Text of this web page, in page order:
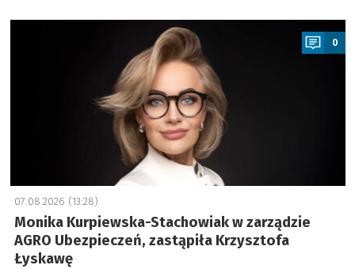
a
0
07.08.2026 (13:28)
Monika Kurpiewska-Stachowiak w zarządzie
AGRO Ubezpieczeń, zastąpiła Krzysztofa
Łyskawę